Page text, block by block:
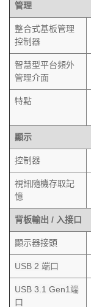
管理
整合式基板管理
控制器
智慧型平台頻外
管理介面
特點
顯示
控制器
視訊隨機存取記
憶
背板輸出 / 入接口
顯示器接頭
USB 2 端口
USB 3.1 Gen1端
口